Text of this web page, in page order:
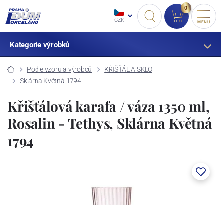
CZK
0
MENU
Kategorie výrobků
Podle vzoru a výrobců
KŘIŠŤÁL A SKLO
Sklárna Květná 1794
Křišťálová karafa / váza 1350 ml,
Rosalin - Tethys, Sklárna Květná
1794